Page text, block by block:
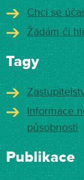
Chci se
Žádám či
Tagy
Informace
působnosti
Publikace